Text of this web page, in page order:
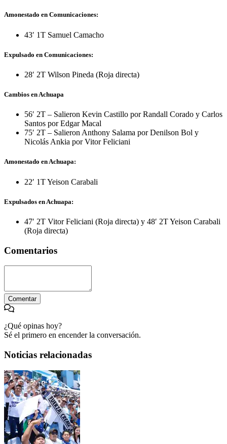
Amonestado en Comunicaciones:
43′ 1T Samuel Camacho
Expulsado en Comunicaciones:
28′ 2T Wilson Pineda (Roja directa)
Cambios en Achuapa
56′ 2T – Salieron Kevin Castillo por Randall Corado y Carlos
Santos por Edgar Macal
75′ 2T – Salieron Anthony Salama por Denilson Bol y
Nicolás Ankia por Vitor Feliciani
Amonestado en Achuapa:
22′ 1T Yeison Carabali
Expulsados en Achuapa:
47′ 2T Vitor Feliciani (Roja directa) y 48′ 2T Yeison Carabali
(Roja directa)
Comentarios
Comentar
¿Qué opinas hoy?
Sé el primero en encender la conversación.
Noticias relacionadas